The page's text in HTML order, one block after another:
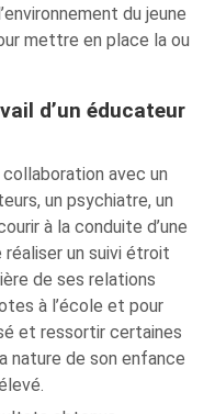
du jeune
mettre en place la ou
d’un éducateur
avec un
un psychiatre, un
à la conduite d’une
un suivi étroit
de ses relations
à l’école et pour
et ressortir certaines
nature de son enfance